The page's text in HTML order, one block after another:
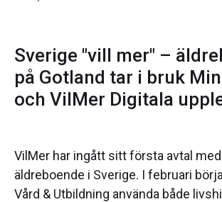
Sverige "vill mer" –
på Gotland tar i bruk
och VilMer Digitala
VilMer har ingått sitt första avtal
äldreboende i Sverige. I februari
Vård & Utbildning använda både